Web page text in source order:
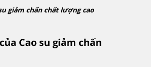
giảm chấn chất lượng cao
Cao su giảm chấn